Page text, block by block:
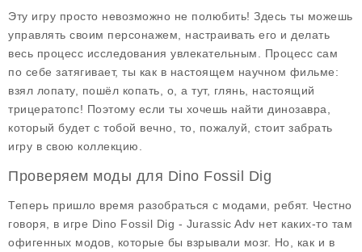
Эту игру просто невозможно не полюбить! Здесь ты можешь
управлять своим персонажем, настраивать его и делать
весь процесс исследования увлекательным. Процесс сам
по себе затягивает, ты как в настоящем научном фильме:
взял лопату, пошёл копать, о, а тут, глянь, настоящий
трицератопс! Поэтому если ты хочешь найти динозавра,
который будет с тобой вечно, то, пожалуй, стоит забрать
игру в свою коллекцию.
Проверяем моды для Dino Fossil Dig
Теперь пришло время разобраться с модами, ребят. Честно
говоря, в игре Dino Fossil Dig - Jurassic Adv нет каких-то там
офигенных модов, которые бы взрывали мозг. Но, как и в